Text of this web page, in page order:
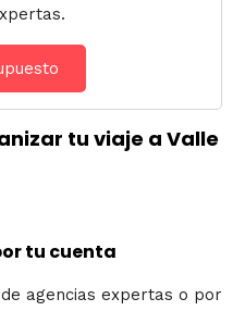
tu viaje a Valle
tu cuenta
agencias expertas o por